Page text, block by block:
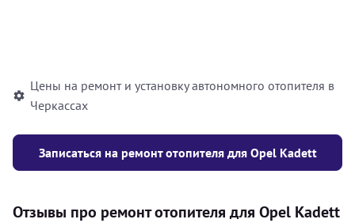
Цены на ремонт и установку автономного отопителя в
Черкассах
Записаться на ремонт отопителя для Opel Kadett
Отзывы про ремонт отопителя для Opel Kadett